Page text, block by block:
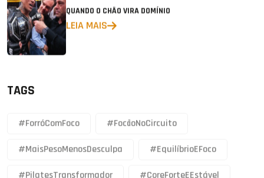
QUANDO O CHÃO VIRA DOMÍNIO
LEIA MAIS
TAGS
#ForróComFoco #FocãoNoCircuito
#MaisPesoMenosDesculpa #EquilíbrioEFoco
#PilatesTransformador #CoreForteEEstável